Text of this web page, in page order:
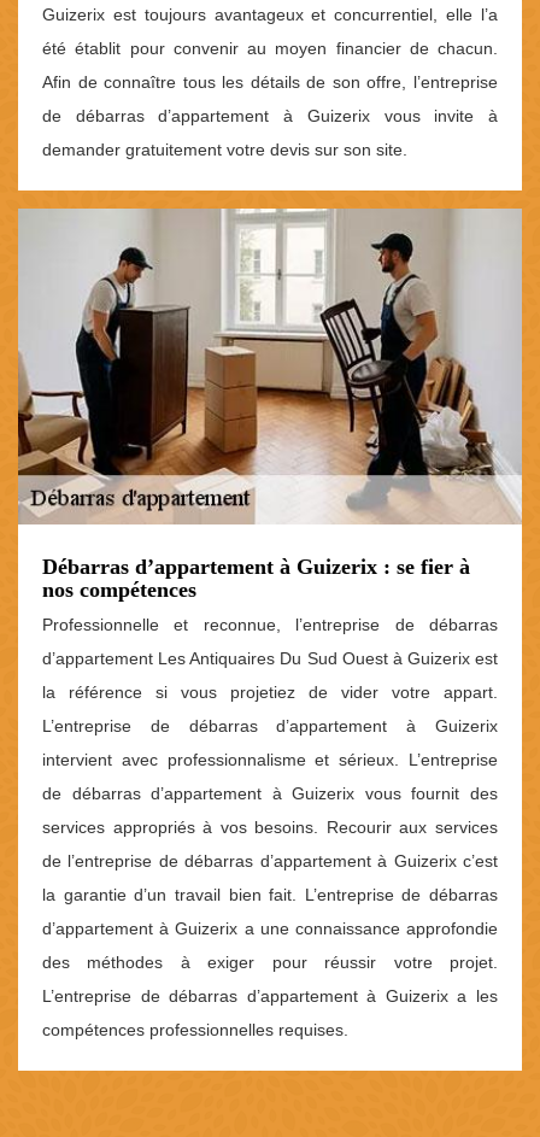
Guizerix est toujours avantageux et concurrentiel, elle l’a
été établit pour convenir au moyen financier de chacun.
Afin de connaître tous les détails de son offre, l’entreprise
de débarras d’appartement à Guizerix vous invite à
demander gratuitement votre devis sur son site.
Débarras d’appartement à Guizerix : se fier à
nos compétences
Professionnelle et reconnue, l’entreprise de débarras
d’appartement Les Antiquaires Du Sud Ouest à Guizerix est
la référence si vous projetiez de vider votre appart.
L’entreprise de débarras d’appartement à Guizerix
intervient avec professionnalisme et sérieux. L’entreprise
de débarras d’appartement à Guizerix vous fournit des
services appropriés à vos besoins. Recourir aux services
de l’entreprise de débarras d’appartement à Guizerix c’est
la garantie d’un travail bien fait. L’entreprise de débarras
d’appartement à Guizerix a une connaissance approfondie
des méthodes à exiger pour réussir votre projet.
L’entreprise de débarras d’appartement à Guizerix a les
compétences professionnelles requises.